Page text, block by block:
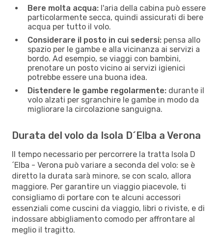
Bere molta acqua: l'aria della cabina può essere
particolarmente secca, quindi assicurati di bere
acqua per tutto il volo.
Considerare il posto in cui sedersi: pensa allo
spazio per le gambe e alla vicinanza ai servizi a
bordo. Ad esempio, se viaggi con bambini,
prenotare un posto vicino ai servizi igienici
potrebbe essere una buona idea.
Distendere le gambe regolarmente: durante il
volo alzati per sgranchire le gambe in modo da
migliorare la circolazione sanguigna.
Durata del volo da Isola D´Elba a Verona
Il tempo necessario per percorrere la tratta Isola D
´Elba - Verona può variare a seconda del volo: se è
diretto la durata sarà minore, se con scalo, allora
maggiore. Per garantire un viaggio piacevole, ti
consigliamo di portare con te alcuni accessori
essenziali come cuscini da viaggio, libri o riviste, e di
indossare abbigliamento comodo per affrontare al
meglio il tragitto.